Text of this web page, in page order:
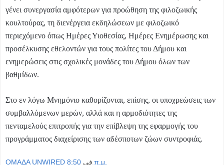
γένει συνεργασία αμφότερων για προώθηση της φιλοζωικής
κουλτούρας, τη διενέργεια εκδηλώσεων με φιλοζωικό
περιεχόμενο όπως Ημέρες Υιοθεσίας, Ημέρες Ενημέρωσης και
προσέλκυσης εθελοντών για τους πολίτες του Δήμου και
ενημερώσεις στις σχολικές μονάδες του Δήμου όλων των
βαθμίδων.
Στο εν λόγω Μνημόνιο καθορίζονται, επίσης, οι υποχρεώσεις των
συμβαλλόμενων μερών, αλλά και η αρμοδιότητες της
πενταμελούς επιτροπής για την επίβλεψη της εφαρμογής του
προγράμματος διαχείρισης των αδέσποτων ζώων συντροφιάς.
OMAΔΑ UNWIRED في 8:50 π.μ.